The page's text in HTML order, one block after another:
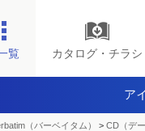
覧 カタログ・チラシ
ア
（バーベイタム） > CD（デー